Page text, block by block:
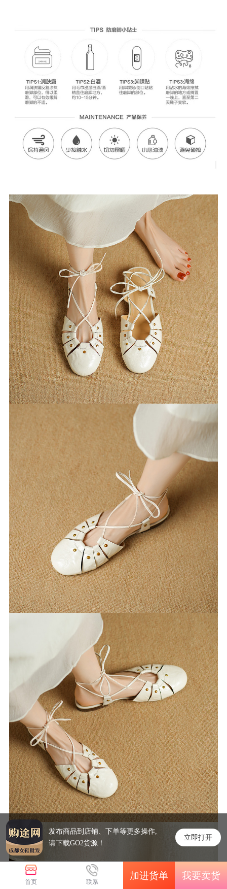
首页 联系 加进货单 我要卖货
发布商品到店铺、下单等更多操作,
请下载GO2货源！
立即打开